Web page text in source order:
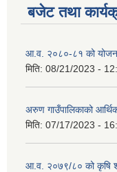
बजेट तथा
आ.व. २०८०-८१ को
मिति: 08/21/2023 -
अरुण गाउँपालिकाको
मिति: 07/17/2023 -
आ.व. २०७९/८० को कृषि